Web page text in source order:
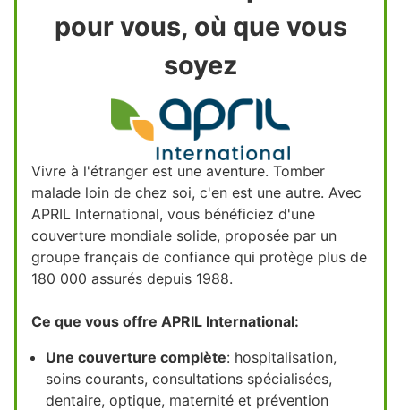
pour vous, où que vous
soyez
Vivre à l'étranger est une aventure. Tomber
malade loin de chez soi, c'en est une autre. Avec
APRIL International, vous bénéficiez d'une
couverture mondiale solide, proposée par un
groupe français de confiance qui protège plus de
180 000 assurés depuis 1988.
Ce que vous offre APRIL International:
Une couverture complète: hospitalisation,
soins courants, consultations spécialisées,
dentaire, optique, maternité et prévention